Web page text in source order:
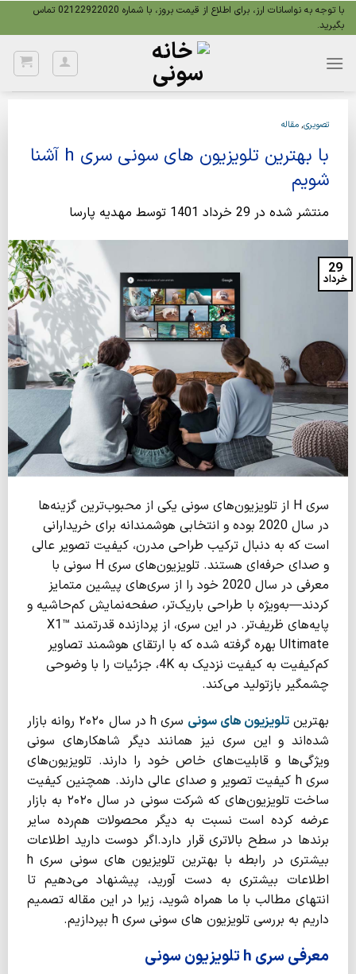
Skip
با توجه به نواسانات ارز، برای اطلاع از قیمت بروز، با شماره 02122922020 تماس
بگیرید.
تصویری,مقاله
با بهترین تلویزیون های سونی سری h آشنا
شویم
منتشر شده در 29 خرداد 1401 توسط مهدیه پارسا
29
خرداد
سری H از تلویزیون‌های سونی یکی از محبوب‌‌ترین گزینه‌ها
در سال 2020 بوده و انتخابی هوشمندانه برای خریدارانی
است که به دنبال ترکیب طراحی مدرن، کیفیت تصویر عالی
و صدای حرفه‌ای هستند. تلویزیون‌های سری H سونی با
معرفی در سال 2020 خود را از سری‌های پیشین متمایز
کردند—به‌ویژه با طراحی باریک‌تر، صفحه‌نمایش کم‌حاشیه و
پایه‌های ظریف‌تر. در این سری، از پردازنده قدرتمند X1™
Ultimate بهره گرفته شده که با ارتقای هوشمند تصاویر
کم‌کیفیت به کیفیت نزدیک به 4K، جزئیات را با وضوحی
چشمگیر بازتولید می‌کند.
بهترینتلویزیون های سونی
سری h در سال ۲۰۲۰ روانه بازار
شده‌اند و این سری نیز همانند دیگر شاهکارهای سونی
ویژگی‌ها و قابلیت‌های خاص خود را دارند. تلویزیون‌های
سری h کیفیت تصویر و صدای عالی دارند. همچنین کیفیت
ساخت تلویزیون‌های که شرکت سونی در سال ۲۰۲۰ به بازار
عرضه کرده است نسبت به دیگر محصولات هم‌رده سایر
برندها در سطح بالاتری قرار دارد.اگر دوست دارید اطلاعات
بیشتری در رابطه با بهترین تلویزیون های سونی سری h
اطلاعات بیشتری به دست آورید، پیشنهاد می‌دهیم تا
انتهای مطالب با ما همراه شوید، زیرا در این مقاله تصمیم
داریم به بررسی تلویزیون های سونی سری h بپردازیم.
معرفی سری h تلویزیون سونی